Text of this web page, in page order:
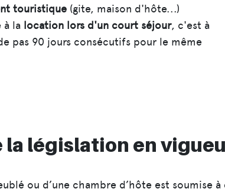
touristique (gite, maison d'hôte...)
à la location lors d'un court séjour, c'est à
pas 90 jours consécutifs pour le même
la législation en
ou d’une chambre d’hôte est soumise